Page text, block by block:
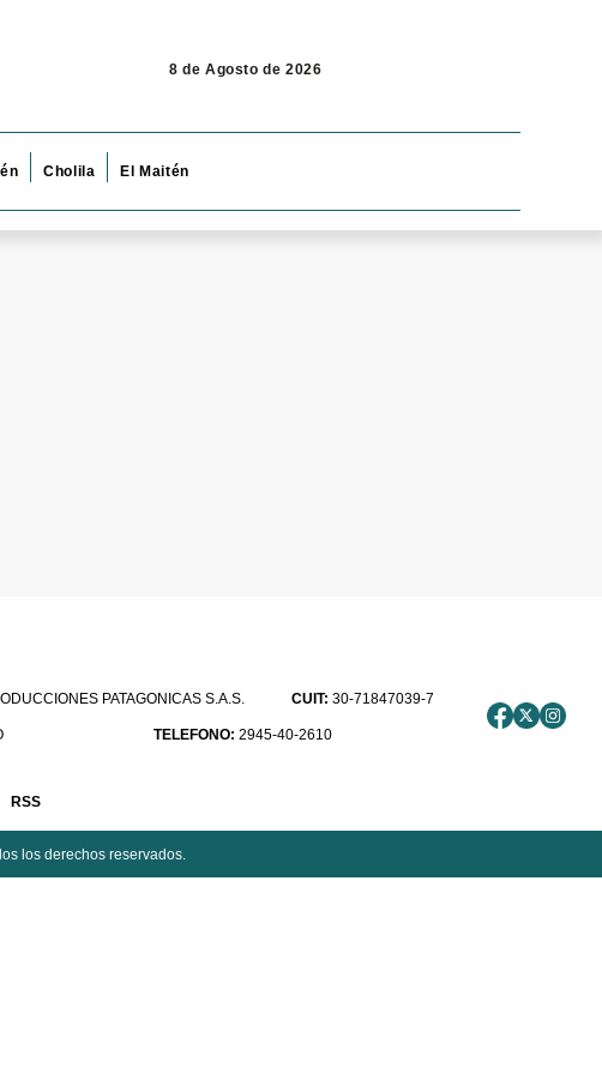
8 de Agosto de 2026
Cholila El Maitén
PATAGONICAS S.A.S. CUIT: 30-71847039-7
TELEFONO: 2945-40-2610
RSS
los derechos reservados.